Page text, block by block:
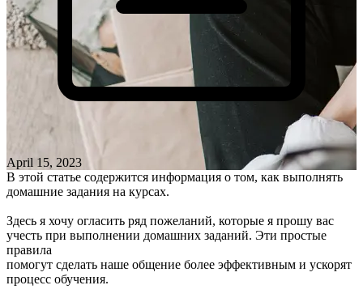
April 15, 2023
В этой статье содержится информация о том, как выполнять
домашние задания на курсах.
Здесь я хочу огласить ряд пожеланий, которые я прошу вас
учесть при выполнении домашних заданий. Эти простые
правила
помогут сделать наше общение более эффективным и ускорят
процесс обучения.